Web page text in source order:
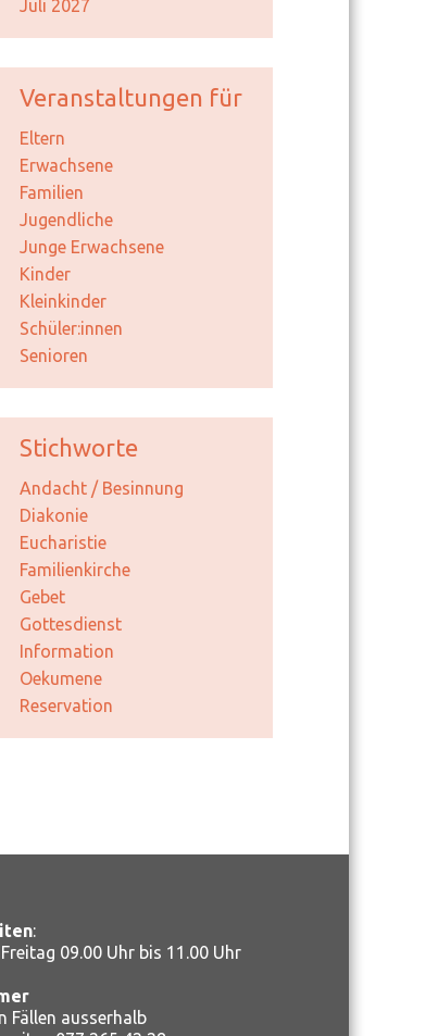
Juli 2027
Veranstaltungen für
Eltern
Erwachsene
Familien
Jugendliche
Junge Erwachsene
Kinder
Kleinkinder
Schüler:innen
Senioren
Stichworte
Andacht / Besinnung
Diakonie
Eucharistie
Familienkirche
Gebet
Gottesdienst
Information
Oekumene
Reservation
:
09.00 Uhr bis 11.00 Uhr
Fällen ausserhalb